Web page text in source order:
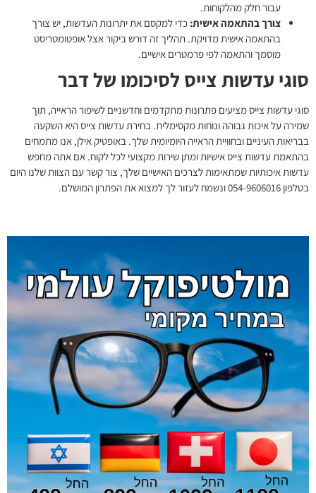
עבור חלק מהלקוחות.
צורך בהתאמה אישית: כדי למקסם את יתרונות העדשות, יש צורך
בהתאמה אישית מדויקת. תהליך זה דורש ביקור אצל אופטומטריסט
מוסמך והתאמה לפי פרמטרים אישיים.
סוגי עדשות צייס לסיכומו של דבר
סוגי עדשות צייסמציעים פתרונות מתקדמים וחדשניים לשיפור הראייה, תוך
שמירה על איכות גבוהה ונוחות מקסימלית. בחירת עדשות צייס היא השקעה
בבריאות העיניים ובחוויית הראייה היומיומית שלך. באופטיק אילן, אנו מתמחים
בהתאמת עדשות צייס אישיות ומתן שירות מקצועי לכל לקוח. אם אתה מחפש
עדשות איכותיות שמתאימות לצרכים האישיים שלך, צור קשר עם הצוות שלנו היום
בטלפון 054-9606016 ונשמח לעזור לך למצוא את הפתרון המושלם.